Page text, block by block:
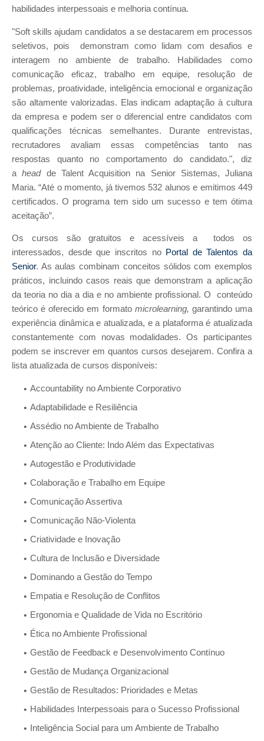
habilidades interpessoais e melhoria contínua.
"Soft skills ajudam candidatos a se destacarem em processos
seletivos, pois demonstram como lidam com desafios e
interagem no ambiente de trabalho. Habilidades como
comunicação eficaz, trabalho em equipe, resolução de
problemas, proatividade, inteligência emocional e organização
são altamente valorizadas. Elas indicam adaptação à cultura
da empresa e podem ser o diferencial entre candidatos com
qualificações técnicas semelhantes. Durante entrevistas,
recrutadores avaliam essas competências tanto nas
respostas quanto no comportamento do candidato.", diz
ahead de Talent Acquisition na Senior Sistemas, Juliana
Maria. “Até o momento, já tivemos 532 alunos e emitimos 449
certificados. O programa tem sido um sucesso e tem ótima
aceitação”.
Os cursos são gratuitos e acessíveis a todos os
interessados, desde que inscritos no Portal de Talentos da
Senior. As aulas combinam conceitos sólidos com exemplos
práticos, incluindo casos reais que demonstram a aplicação
da teoria no dia a dia e no ambiente profissional. O conteúdo
teórico é oferecido em formato microlearning, garantindo uma
experiência dinâmica e atualizada, e a plataforma é atualizada
constantemente com novas modalidades. Os participantes
podem se inscrever em quantos cursos desejarem. Confira a
lista atualizada de cursos disponíveis:
Accountability no Ambiente Corporativo
Adaptabilidade e Resiliência
Assédio no Ambiente de Trabalho
Atenção ao Cliente: Indo Além das Expectativas
Autogestão e Produtividade
Colaboração e Trabalho em Equipe
Comunicação Assertiva
Comunicação Não-Violenta
Criatividade e Inovação
Cultura de Inclusão e Diversidade
Dominando a Gestão do Tempo
Empatia e Resolução de Conflitos
Ergonomia e Qualidade de Vida no Escritório
Ética no Ambiente Profissional
Gestão de Feedback e Desenvolvimento Contínuo
Gestão de Mudança Organizacional
Gestão de Resultados: Prioridades e Metas
Habilidades Interpessoais para o Sucesso Profissional
Inteligência Social para um Ambiente de Trabalho